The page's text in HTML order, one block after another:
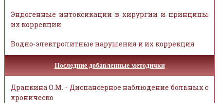
Эндогенные интоксикации в хирургии и принципы
их коррекции
Водно-электролитные нарушения и их коррекция
Последние добавленные методички
Драпкина О.М. - Диспансерное наблюдение больных с
хроническо